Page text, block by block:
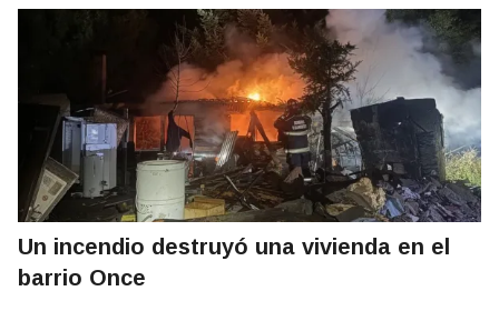
Un incendio destruyó una vivienda en el
barrio Once